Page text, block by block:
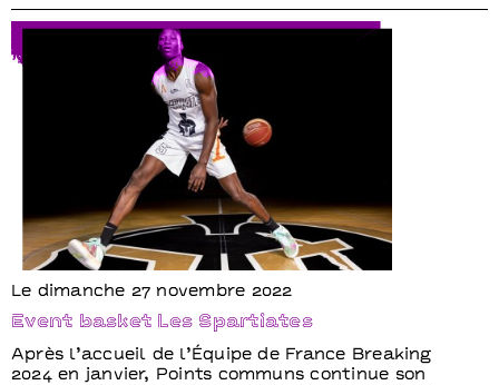
Le dimanche 27 novembre 2022
Event basket Les Spartiates
Après l’accueil de l’Équipe de France Breaking
2024 en janvier, Points communs continue son